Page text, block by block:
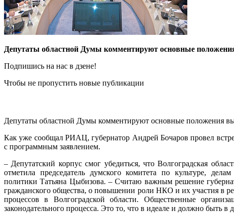
Депутаты областной Думы комментируют основные
Подпишись на нас в дзене!
Чтобы не пропустить новые публикации
Депутаты областной Думы комментируют основные положения
Как уже сообщал РИАЦ, губернатор Андрей Бочаров провел
с программным заявлением.
– Депутатский корпус смог убедиться, что Волгоградская
отметила председатель думского комитета по культуре,
политики Татьяна Цыбизова. – Считаю важным решение
гражданского общества, о повышении роли НКО и их участия в
процессов в Волгоградской области. Общественные
законодательного процесса. Это то, что в идеале и должно быть